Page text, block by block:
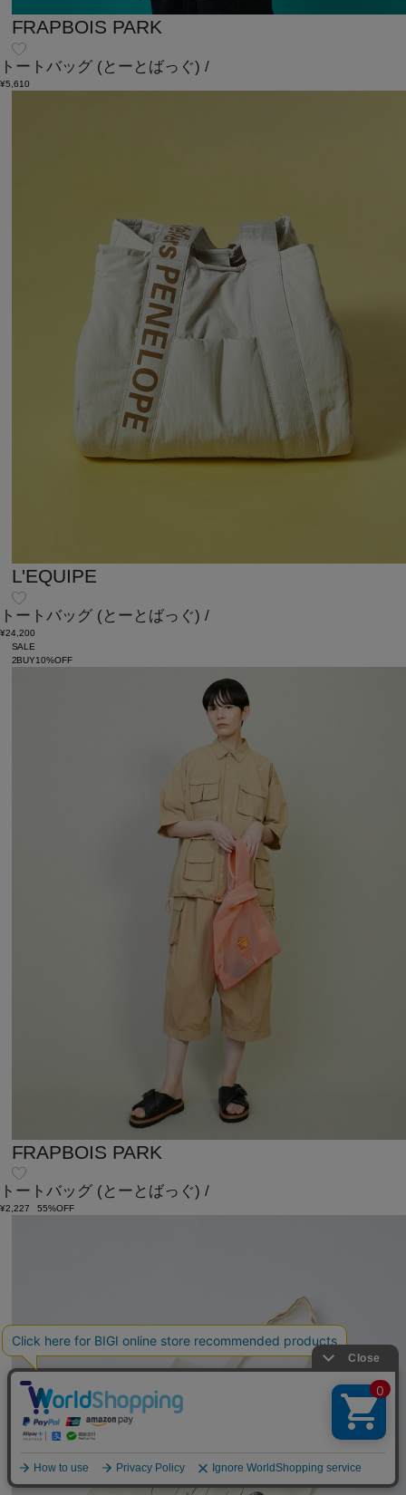
FRAPBOIS PARK
トートバッグ (とーとばっぐ) /
¥5,610
L'EQUIPE
トートバッグ (とーとばっぐ) /
¥24,200
SALE
2BUY10%OFF
FRAPBOIS PARK
トートバッグ (とーとばっぐ) /
¥2,227 55%OFF